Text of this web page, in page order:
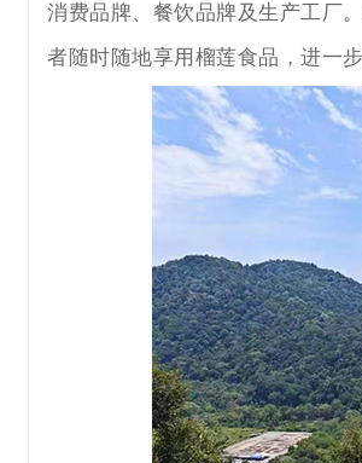
消费品牌、餐饮品牌及生产工厂
者随时随地享用榴莲食品，进一